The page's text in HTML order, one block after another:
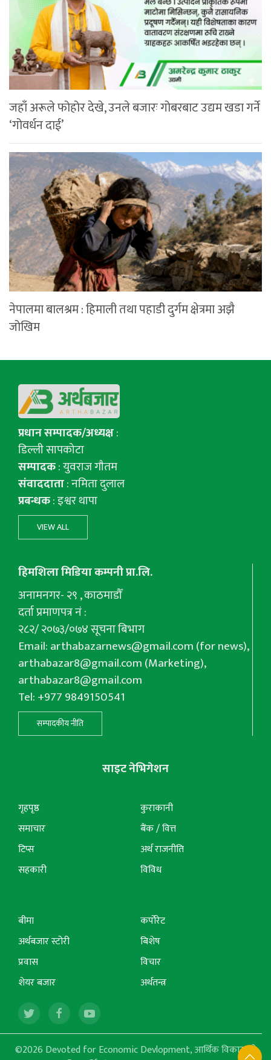
जहाँ अरूले फोहोर देखे, उनले बजारः गोबरबाट उद्यम खडा गर्ने
‘गोवर्धन दाई’
नेपालमा बालश्रम : हिमाली तथा पहाडी दुर्गम क्षेत्रमा अझै
जोखिम
प्रधान सम्पादक/अध्यक्ष:
डिल्ली सापकोटा
सम्पादक: युवराज गाैतम
संवाददाता: नमिता दुलाल
प्रबन्धक: इश्वर थापा
VIEW ALL
हिमशिला मिडिया कम्पनी प्रा.लि.
अनामनगर- २९ , काठमाडौँ
दर्ता प्रमाणपत्र नं :
२८२/ २०७३/०७४ सूचना बिभाग
Email:arthabazarnews@gmail.com(for news),
arthabazar8@gmail.com(Marketing),
arthabazar8@gmail.com
Tel: +977 9849150541
सम्पादकीय नीति
साइट नेभिगेशन
गृहपृष्ठ
समाचार
टिप्स
सहकारी
कुराकानी
बैंक / वित्त
अर्थ राजनीति
विविध
बीमा
अर्थबजार स्टोरी
प्रवास
शेयर बजार
कर्पोरेट
बिशेष
विचार
अर्थतन्त्र
©2026 Devoted for Economic Devlopment, आर्थिक विकासको